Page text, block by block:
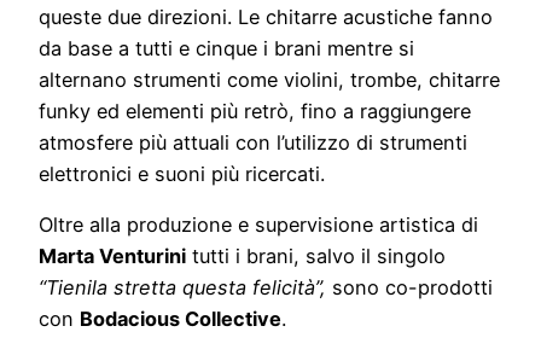
queste due direzioni. Le chitarre acustiche fanno
da base a tutti e cinque i brani mentre si
alternano strumenti come violini, trombe, chitarre
funky ed elementi più retrò, fino a raggiungere
atmosfere più attuali con l’utilizzo di strumenti
elettronici e suoni più ricercati.
Oltre alla produzione e supervisione artistica di
Marta Venturini tutti i brani, salvo il singolo
“Tienila stretta questa felicità”, sono co-prodotti
con Bodacious Collective.